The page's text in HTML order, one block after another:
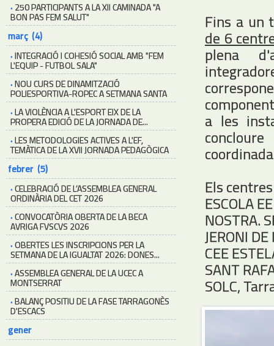
· 250 PARTICIPANTS A LA XII CAMINADA "A
BON PAS FEM SALUT"
març (4)
·INTEGRACIÓ I COHESIÓ SOCIAL AMB "FEM
L'EQUIP - FUTBOL SALA"
·NOU CURS DE DINAMITZACIÓ
POLIESPORTIVA-ROPEC A SETMANA SANTA
·LA VIOLÈNCIA A L'ESPORT EIX DE LA
PROPERA EDICIÓ DE LA JORNADA DE...
·LES METODOLOGIES ACTIVES A L'EF,
TEMÀTICA DE LA XVII JORNADA PEDAGÒGICA
febrer (5)
·CELEBRACIÓ DE L’ASSEMBLEA GENERAL
ORDINÀRIA DEL CET 2026
·CONVOCATÒRIA OBERTA DE LA BECA
AVRIGA FVSCVS 2026
·OBERTES LES INSCRIPCIONS PER LA
SETMANA DE LA IGUALTAT 2026: DONES...
·ASSEMBLEA GENERAL DE LA UCEC A
MONTSERRAT
·BALANÇ POSITIU DE LA FASE TARRAGONÈS
D'ESCACS
gener
Fins a un
de 6
plena
a les
Els
ESCOLA
NOSTRA.
JERONI
CEE
SANT
SOLC,